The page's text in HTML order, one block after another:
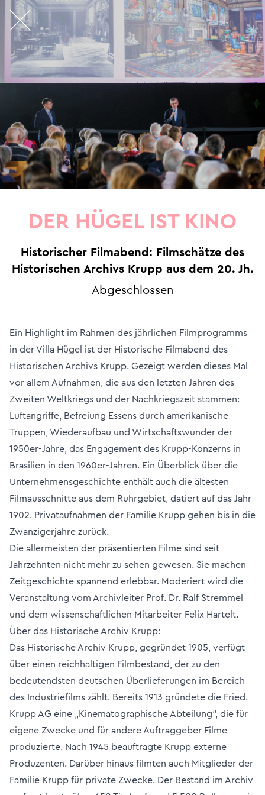
DER HÜGEL IST KINO
Historischer Filmabend: Filmschätze des
Historischen Archivs Krupp aus dem 20. Jh.
Abgeschlossen
Ein Highlight im Rahmen des jährlichen Filmprogramms
in der Villa Hügel ist der Historische Filmabend des
Historischen Archivs Krupp. Gezeigt werden dieses Mal
vor allem Aufnahmen, die aus den letzten Jahren des
Zweiten Weltkriegs und der Nachkriegszeit stammen:
Luftangriffe, Befreiung Essens durch amerikanische
Truppen, Wiederaufbau und Wirtschaftswunder der
1950er-Jahre, das Engagement des Krupp-Konzerns in
Brasilien in den 1960er-Jahren. Ein Überblick über die
Unternehmensgeschichte enthält auch die ältesten
Filmausschnitte aus dem Ruhrgebiet, datiert auf das Jahr
1902. Privataufnahmen der Familie Krupp gehen bis in die
Zwanzigerjahre zurück.
Die allermeisten der präsentierten Filme sind seit
Jahrzehnten nicht mehr zu sehen gewesen. Sie machen
Zeitgeschichte spannend erlebbar. Moderiert wird die
Veranstaltung vom Archivleiter Prof. Dr. Ralf Stremmel
und dem wissenschaftlichen Mitarbeiter Felix Hartelt.
Über das Historische Archiv Krupp:
Das Historische Archiv Krupp, gegründet 1905, verfügt
über einen reichhaltigen Filmbestand, der zu den
bedeutendsten deutschen Überlieferungen im Bereich
des Industriefilms zählt. Bereits 1913 gründete die Fried.
Krupp AG eine „Kinematographische Abteilung“, die für
eigene Zwecke und für andere Auftraggeber Filme
produzierte. Nach 1945 beauftragte Krupp externe
Produzenten. Darüber hinaus filmten auch Mitglieder der
Familie Krupp für private Zwecke. Der Bestand im Archiv